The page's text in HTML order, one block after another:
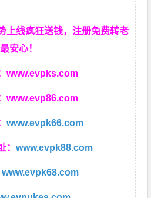
上线疯狂送钱，注册免费转老
安心！
www.evpks.com
www.evp86.com
www.evpk66.com
：www.evpk88.com
www.evpk68.com